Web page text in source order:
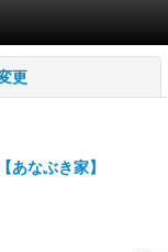
更
なぶき家】